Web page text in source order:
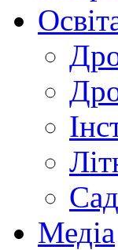
Медіа